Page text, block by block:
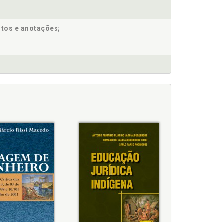
interpretação da Constituição, p. 138
p. 43
p. 91
Considerações propedêuticas, p. 91
p. 177
149
e anotações;